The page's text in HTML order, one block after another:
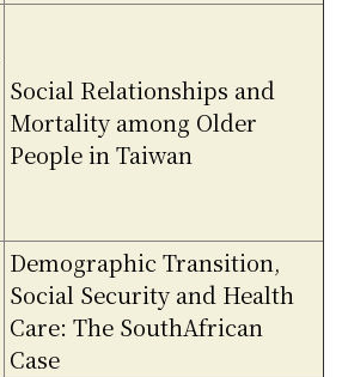
Social Relationships and
Mortality among Older
People in Taiwan
Demographic Transition,
Social Security and Health
Care: The SouthAfrican
Case